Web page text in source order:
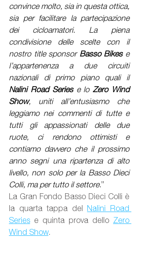
convince molto, sia in questa ottica,
sia per facilitare la partecipazione
dei cicloamatori. La piena
condivisione delle scelte con il
nostro title sponsor Basso Bikes e
l’appartenenza a due circuiti
nazionali di primo piano quali il
Nalini Road Series e lo Zero Wind
Show, uniti all’entusiasmo che
leggiamo nei commenti di tutte e
tutti gli appassionati delle due
ruote, ci rendono ottimisti e
contiamo davvero che il prossimo
anno segni una ripartenza di alto
livello, non solo per la Basso Dieci
Colli, ma per tutto il settore.”
La Gran Fondo Basso Dieci Colli è
la quarta tappa del Nalini Road
Series e quinta prova dello Zero
Wind Show.